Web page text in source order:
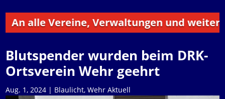
alle Vereine, Verwaltungen und weitere
Blutspender wurden beim DRK-
Ortsverein Wehr geehrt
Aug. 1, 2024 | Blaulicht, Wehr Aktuell